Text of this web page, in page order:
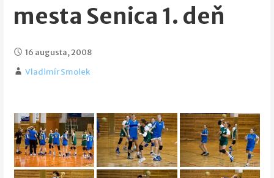
mesta Senica 1. deň
16 augusta, 2008
Vladimír Smolek